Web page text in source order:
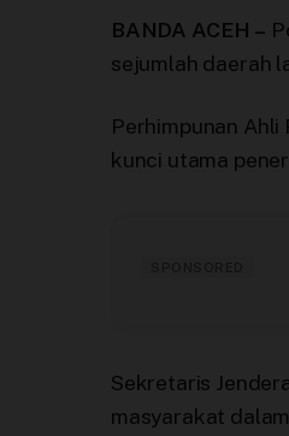
BANDA ACEH –
sejumlah daerah
Perhimpunan
kunci utama
Sekretaris
masyarakat